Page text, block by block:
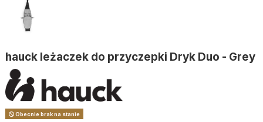
hauck leżaczek do przyczepki Dryk Duo - Grey
Obecnie brak na stanie